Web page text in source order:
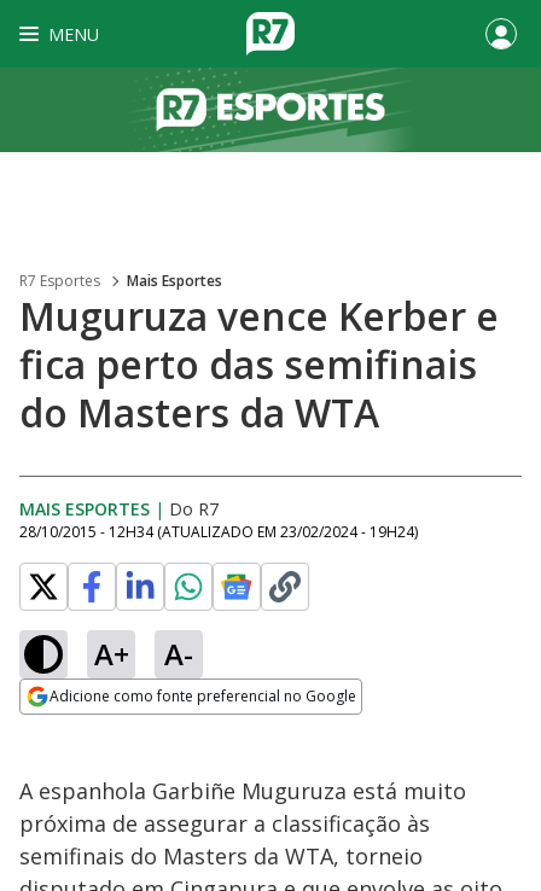
MENU
R7 Esportes Mais Esportes
Muguruza vence Kerber e
fica perto das semifinais
do Masters da WTA
MAIS ESPORTES | Do R7
28/10/2015 - 12H34 (ATUALIZADO EM 23/02/2024 - 19H24)
A+ A-
Adicione como fonte preferencial no Google
A espanhola Garbiñe Muguruza está muito
próxima de assegurar a classificação às
semifinais do Masters da WTA, torneio